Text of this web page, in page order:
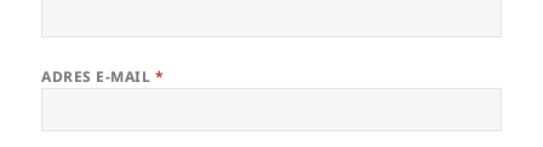
ADRES E-MAIL *